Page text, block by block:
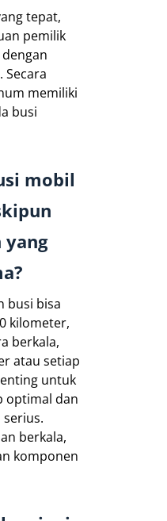
tepat,
pemilik
Secara
memiliki
busi
mobil
busi bisa
kilometer,
berkala,
atau setiap
untuk
optimal dan
serius.
berkala,
komponen